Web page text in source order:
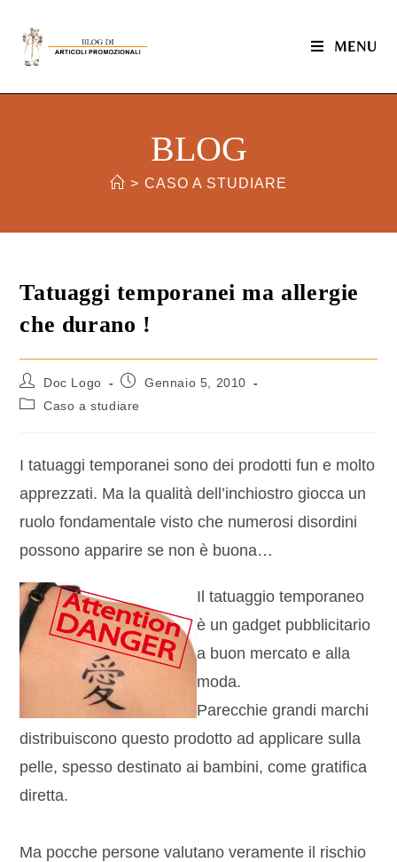
MENU
BLOG
> CASO A STUDIARE
Tatuaggi temporanei ma allergie
che durano !
Doc Logo
Gennaio 5, 2010
Caso a studiare
I tatuaggi temporanei sono dei prodotti fun e molto
apprezzati. Ma la qualità dell’inchiostro giocca un
ruolo fondamentale visto che numerosi disordini
possono apparire se non è buona…
Il tatuaggio temporaneo
è un gadget pubblicitario
a buon mercato e alla
moda.
Parecchie grandi marchi
distribuiscono questo prodotto ad applicare sulla
pelle, spesso destinato ai bambini, come gratifica
diretta.
Ma pocche persone valutano veramente il rischio